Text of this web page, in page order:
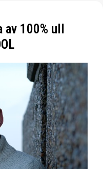
100% ull